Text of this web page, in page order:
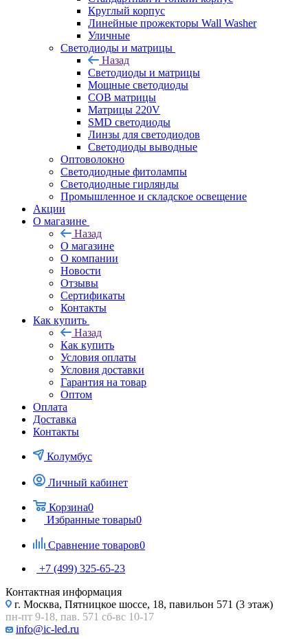
Круглый корпус
Линейные прожекторы Wall Washer
Уличные
Светодиоды и матрицы
Назад
Светодиоды и матрицы
Мощные светодиоды
COB матрицы
Матрицы 220V
SMD светодиоды
Линзы для светодиодов
Светодиоды выводные
Оптоволокно
Светодиодные фитолампы
Светодиодные гирлянды
Промышленное и складское освещение
Акции
О магазине
Назад
О магазине
О компании
Новости
Отзывы
Сертификаты
Контакты
Как купить
Назад
Как купить
Условия оплаты
Условия доставки
Гарантия на товар
Оптом
Оплата
Доставка
Контакты
Колумбус
Личный кабинет
Корзина0
Избранные товары0
Сравнение товаров0
+7 (499) 325-65-23
Контактная информация
г. Москва, Пятницкое шоссе, 18, павильон 571 (3 этаж)
пн-пт 9-18, пав. 571 сб-вс 10-17
info@ic-led.ru